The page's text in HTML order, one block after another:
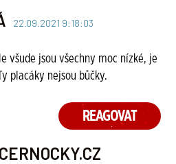
22.09.2021 9:18:03
všude jsou všechny moc nízké, je
placáky nejsou bůčky.
REAGOVAT